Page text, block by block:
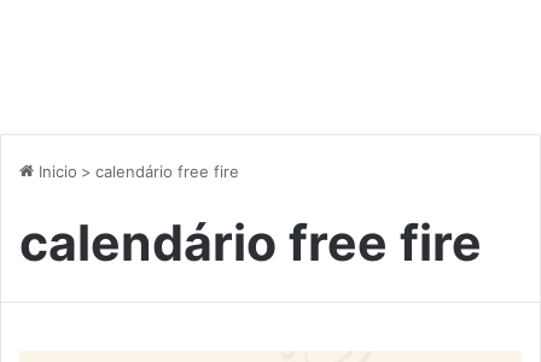
Inicio > calendário free fire
calendário free fire